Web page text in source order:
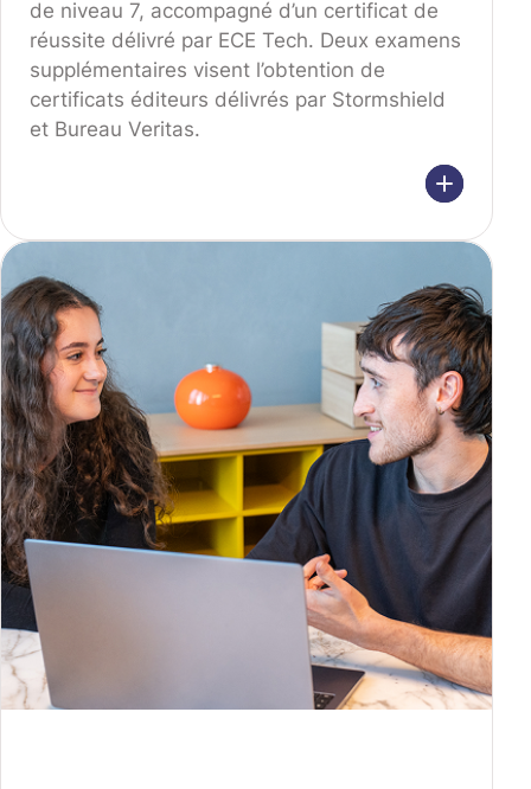
de niveau 7, accompagné d’un certificat de
réussite délivré par ECE Tech. Deux examens
supplémentaires visent l’obtention de
certificats éditeurs délivrés par Stormshield
et Bureau Veritas.